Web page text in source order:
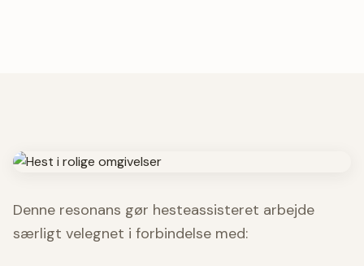
Denne resonans gør hesteassisteret arbejde
særligt velegnet i forbindelse med: